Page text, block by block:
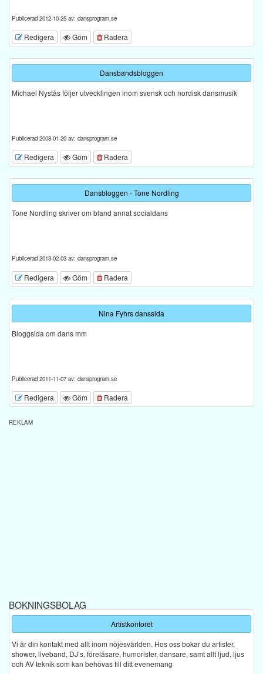
Publicerad 2012-10-25 av: dansprogram.se
Redigera Göm Radera
Dansbandsbloggen
Michael Nystås följer utvecklingen inom svensk och nordisk dansmusik
Publicerad 2008-01-20 av: dansprogram.se
Redigera Göm Radera
Dansbloggen - Tone Nordling
Tone Nordling skriver om bland annat socialdans
Publicerad 2013-02-03 av: dansprogram.se
Redigera Göm Radera
Nina Fyhrs danssida
Bloggsida om dans mm
Publicerad 2011-11-07 av: dansprogram.se
Redigera Göm Radera
REKLAM
BOKNINGSBOLAG
Artistkontoret
Vi är din kontakt med allt inom nöjesvärlden. Hos oss bokar du artister,
shower, liveband, DJ’s, föreläsare, humorister, dansare, samt allt ljud, ljus
och AV teknik som kan behövas till ditt evenemang